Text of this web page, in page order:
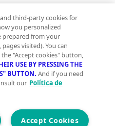
third-party cookies for
you personalized
prepared from your
visited). You can
"Accept cookies" button,
USE BY PRESSING THE
BUTTON. And if you need
our Política de
Accept Cookies